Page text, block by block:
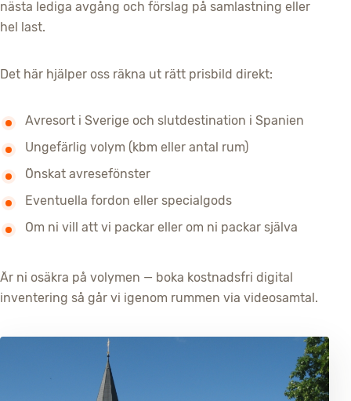
nästa lediga avgång och förslag på samlastning eller
hel last.
Det här hjälper oss räkna ut rätt prisbild direkt:
Avresort i Sverige och slutdestination i Spanien
Ungefärlig volym (kbm eller antal rum)
Önskat avresefönster
Eventuella fordon eller specialgods
Om ni vill att vi packar eller om ni packar själva
Är ni osäkra på volymen — boka kostnadsfri digital
inventering så går vi igenom rummen via videosamtal.